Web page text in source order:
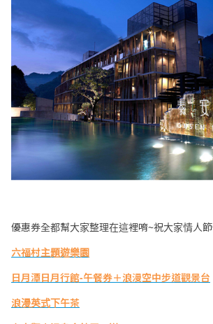
優惠券全都幫大家整理在這裡唷~祝大家情人
六福村主題遊樂園
日月潭日月行館-午餐券＋浪漫空中步道觀景台
浪漫英式下午茶